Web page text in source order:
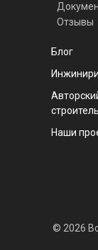
© 2026
Наши
Отзывы
Блог